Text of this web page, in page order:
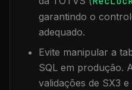
garantindo o
adequado.
Evite manipular a
SQL em produção.
validações de SX3